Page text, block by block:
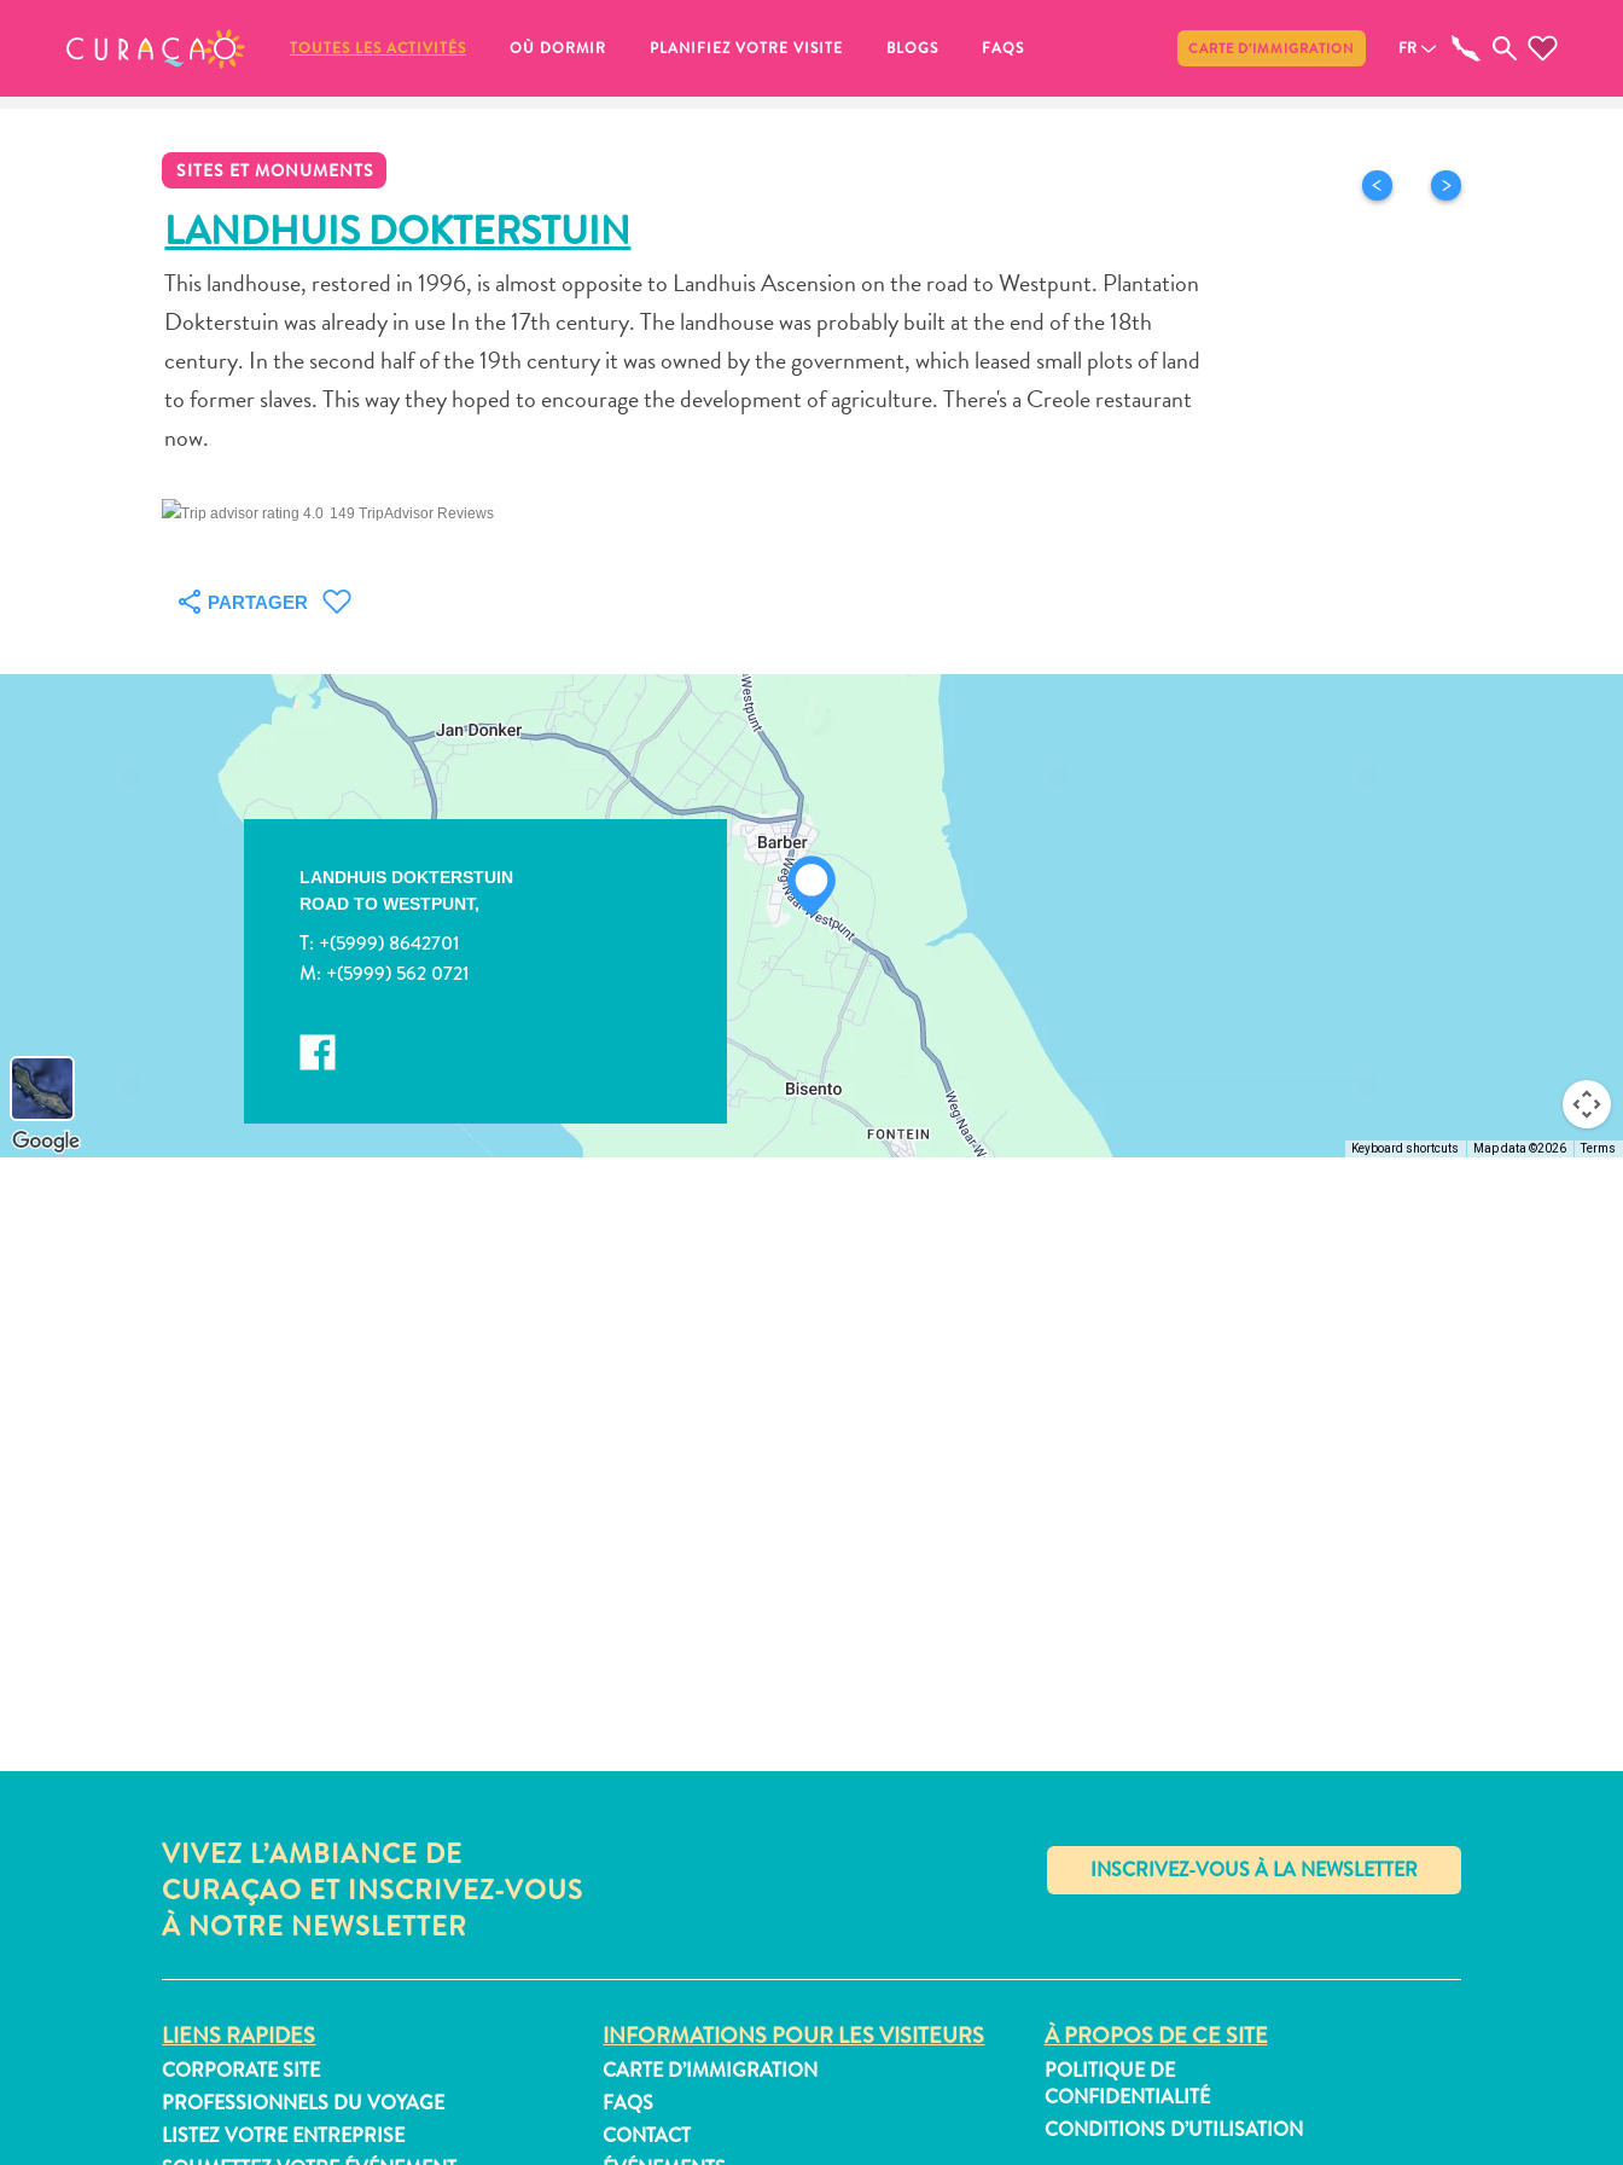
TOUTES LES ACTIVITÉS OÙ DORMIR PLANIFIEZ VOTRE VISITE BLOGS FAQS CARTE D’IMMIGRATION FR
SITES ET MONUMENTS
LANDHUIS DOKTERSTUIN
This landhouse, restored in 1996, is almost opposite to Landhuis Ascension on the road to Westpunt. Plantation
Dokterstuin was already in use In the 17th century. The landhouse was probably built at the end of the 18th
century. In the second half of the 19th century it was owned by the government, which leased small plots of land
to former slaves. This way they hoped to encourage the development of agriculture. There's a Creole restaurant
now.
149 TripAdvisor Reviews
PARTAGER
WHATSAPP
FACEBOOK
LANDHUIS DOKTERSTUIN
ROAD TO WESTPUNT,
T: +(5999) 8642701
M: +(5999) 562 0721
Keyboard shortcuts Map data ©2026 Terms
VIVEZ L’AMBIANCE DE
CURAÇAO ET INSCRIVEZ-VOUS
À NOTRE NEWSLETTER
✕
LIENS RAPIDES
CORPORATE SITE
PROFESSIONNELS DU VOYAGE
LISTEZ VOTRE ENTREPRISE
INFORMATIONS POUR LES VISITEURS
CARTE D’IMMIGRATION
FAQS
CONTACT
À PROPOS DE CE SITE
POLITIQUE DE
CONFIDENTIALITÉ
CONDITIONS D’UTILISATION
MES FAVORIS Partager
of your favorite places to stay yet.